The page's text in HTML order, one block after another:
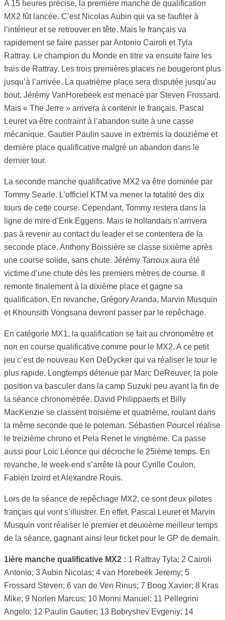
A 15 heures précise, la première manche de qualification
MX2 fût lancée. C’est Nicolas Aubin qui va se faufiler à
l’intérieur et se retrouver en tête. Mais le français va
rapidement se faire passer par Antonio Cairoli et Tyla
Rattray. Le champion du Monde en titre va ensuite faire les
frais de Rattray. Les trois premières places ne bougeront plus
jusqu’à l’arrivée. La quatrième place sera disputée jusqu’au
bout. Jérémy VanHorebeek est menacé par Steven Frossard.
Mais « The Jerre » arrivera à contenir le français. Pascal
Leuret va être contraint à l’abandon suite à une casse
mécanique. Gautier Paulin sauve in extremis la douzième et
dernière place qualificative malgré un abandon dans le
dernier tour.
La seconde manche qualificative MX2 va être dominée par
Tommy Searle. L’officiel KTM va mener la totalité des dix
tours de cette course. Cependant, Tommy restera dans la
ligne de mire d’Erik Eggens. Mais le hollandais n’arrivera
pas à revenir au contact du leader et se contentera de la
seconde place. Anthony Boissière se classe sixième après
une course solide, sans chute. Jérémy Tarroux aura été
victime d’une chute dès les premiers mètres de course. Il
remonte finalement à la dixième place et gagne sa
qualification. En revanche, Grégory Aranda, Marvin Musquin
et Khounsith Vongsana devront passer par le repêchage.
En catégorie MX1, la qualification se fait au chronomètre et
non en course qualificative comme pour le MX2. A ce petit
jeu c’est de nouveau Ken DeDycker qui va réaliser le tour le
plus rapide. Longtemps détenue par Marc DeReuver, la pole
position va basculer dans la camp Suzuki peu avant la fin de
la séance chronométrée. David Philippaerts et Billy
MacKenzie se classent troisième et quatrième, roulant dans
la même seconde que le poleman. Sébastien Pourcel réalise
le treizième chrono et Pela Renet le vingtième. Ca passe
aussi pour Loic Léonce qui décroche le 25ième temps. En
revanche, le week-end s’arrête là pour Cyrille Coulon,
Fabien Izoird et Alexandre Rouis.
Lors de la séance de repêchage MX2, ce sont deux pilotes
français qui vont s’illustrer. En effet, Pascal Leuret et Marvin
Musquin vont réaliser le premier et deuxième meilleur temps
de la séance, gagnant ainsi leur ticket pour le GP de demain.
1ière manche qualificative MX2 : 1 Rattray Tyla; 2 Cairoli
Antonio; 3 Aubin Nicolas; 4 van Horebeek Jeremy; 5
Frossard Steven; 6 van de Ven Rinus; 7 Boog Xavier; 8 Kras
Mike; 9 Norlen Marcus; 10 Monni Manuel; 11 Pellegrini
Angelo; 12 Paulin Gautier; 13 Bobryshev Evgeniy; 14